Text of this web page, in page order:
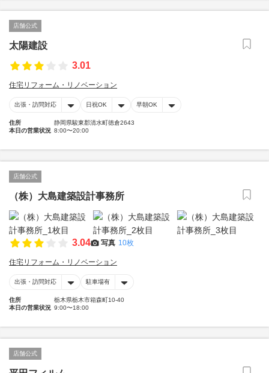
店舗公式
太陽建設
3.01
住宅リフォーム・リノベーション
出張・訪問対応 日祝OK 早朝OK
住所
静岡県駿東郡清水町徳倉2643
本日の営業状況 8:00〜20:00
店舗公式
（株）大島建築設計事務所
3.04 写真 10枚
住宅リフォーム・リノベーション
出張・訪問対応 駐車場有
住所
栃木県栃木市箱森町10-40
本日の営業状況 9:00〜18:00
店舗公式